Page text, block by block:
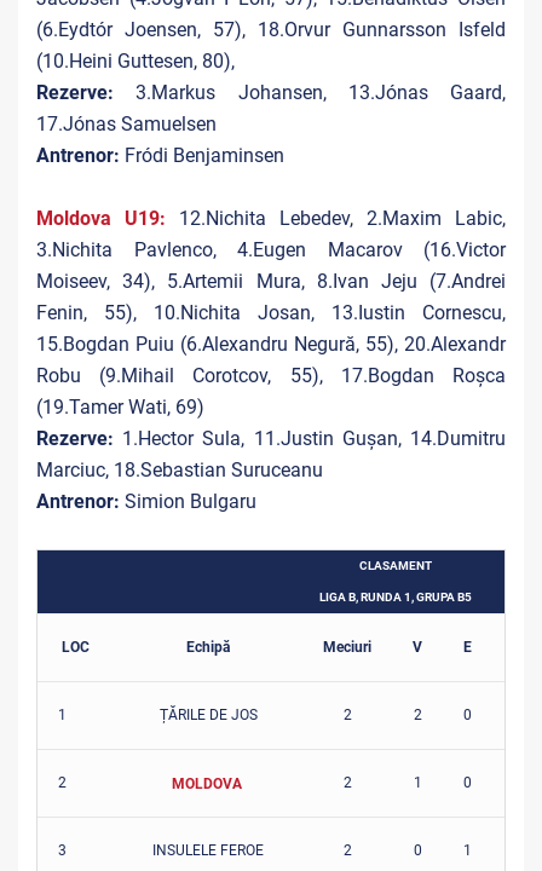
(6.Eydtór Joensen, 57), 18.Orvur Gunnarsson Isfeld
(10.Heini Guttesen, 80),
Rezerve:3.Markus Johansen, 13.Jónas Gaard,
17.Jónas Samuelsen
Antrenor: Fródi Benjaminsen
Moldova U19:
12.Nichita Lebedev, 2.Maxim Labic,
3.Nichita Pavlenco, 4.Eugen Macarov (16.Victor
Moiseev, 34), 5.Artemii Mura, 8.Ivan Jeju (7.Andrei
Fenin, 55), 10.Nichita Josan, 13.Iustin Cornescu,
15.Bogdan Puiu (6.Alexandru Negură, 55), 20.Alexandr
Robu (9.Mihail Corotcov, 55), 17.Bogdan Roșca
(19.Tamer Wati, 69)
Rezerve: 1.Hector Sula, 11.Justin Gușan, 14.Dumitru
Marciuc, 18.Sebastian Suruceanu
Antrenor: Simion Bulgaru
CLASAMENT
LIGA B, RUNDA 1, GRUPA B5
LOC Echipă Meciuri V E
1 ȚĂRILE DE JOS 2 2 0
2 MOLDOVA 2 1 0
3 INSULELE FEROE 2 0 1